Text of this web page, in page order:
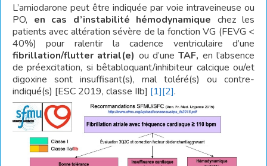
L’amiodarone peut être indiquée par voie intraveineuse ou
PO, en cas d’instabilité hémodynamique chez les
patients avec altération sévère de la fonction VG (FEVG <
40%) pour ralentir la cadence ventriculaire d’une
fibrillation/flutter atrial(e) ou d’uneTAF, en l’absence
de préexcitation, si bêtabloquant/inhibiteur calcique ou/et
digoxine sont insuffisant(s), mal toléré(s) ou contre-
indiqué(s) [ESC 2019, classe IIb] [1][2].